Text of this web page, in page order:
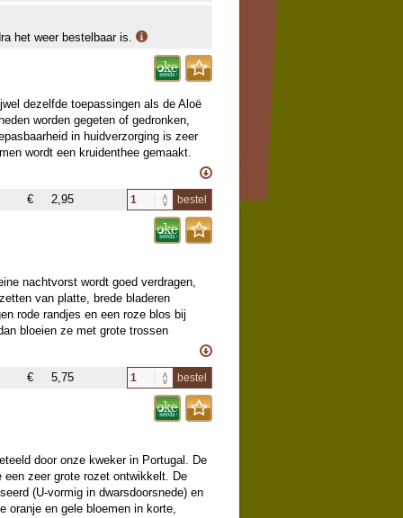
het weer bestelbaar is.
dezelfde toepassingen als de Aloë
worden gegeten of gedronken,
in huidverzorging is zeer
wordt een kruidenthee gemaakt.
je het gaat gebruiken. De
sowieso naar binnen.
€ 2,95 bestel
nachtvorst wordt goed verdragen,
van platte, brede bladeren
rode randjes en een roze blos bij
bloeien ze met grote trossen
stengels. De plant verspreid zich
flinke pot, in verhouding breed en
€ 5,75 bestel
door onze kweker in Portugal. De
zeer grote rozet ontwikkelt. De
(U-vormig in dwarsdoorsnede) en
oranje en gele bloemen in korte,